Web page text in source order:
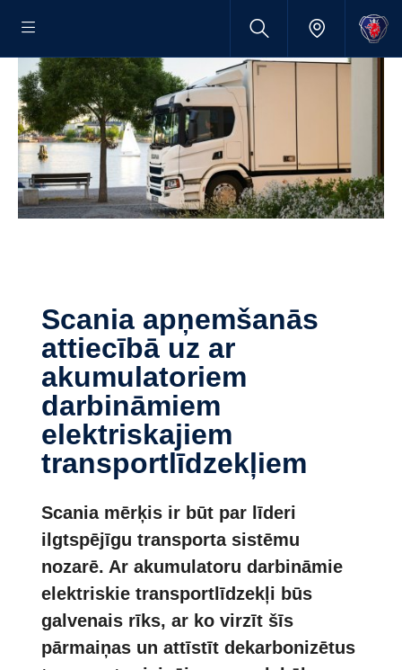
Scania apņemšanās
attiecībā uz ar
akumulatoriem
darbināmiem
elektriskajiem
transportlīdzekļiem
Scania mērķis ir būt par līderi
ilgtspējīgu transporta sistēmu
nozarē. Ar akumulatoru darbināmie
elektriskie transportlīdzekļi būs
galvenais rīks, ar ko virzīt šīs
pārmaiņas un attīstīt dekarbonizētus